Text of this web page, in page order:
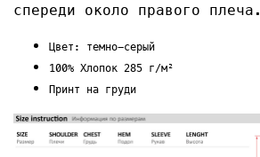
спереди около правого плеча.
Цвет: темно-серый
100% Хлопок 285 г/м²
Принт на груди